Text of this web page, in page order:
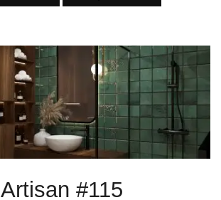
Artisan #115